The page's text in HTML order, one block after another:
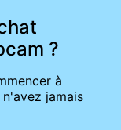
?
à
jamais